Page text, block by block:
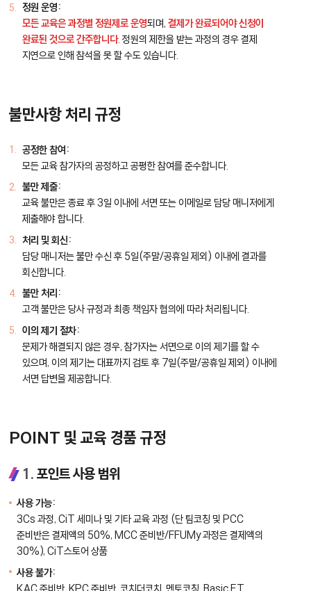
정원 운영:
모든 교육은 과정별 정원제로 운영되며, 결제가 완료되어야 신청이
완료된 것으로 간주합니다. 정원의 제한을 받는 과정의 경우 결제
지연으로 인해 참석을 못 할 수도 있습니다.
불만사항 처리 규정
공정한 참여:
모든 교육 참가자의 공정하고 공평한 참여를 준수합니다.
불만 제출:
교육 불만은 종료 후 3일 이내에 서면 또는 이메일로 담당 매니저에게
제출해야 합니다.
처리 및 회신:
담당 매니저는 불만 수신 후 5일(주말/공휴일 제외) 이내에 결과를
회신합니다.
불만 처리:
고객 불만은 당사 규정과 최종 책임자 협의에 따라 처리됩니다.
이의 제기 절차:
문제가 해결되지 않은 경우, 참가자는 서면으로 이의 제기를 할 수
있으며, 이의 제기는 대표까지 검토 후 7일(주말/공휴일 제외) 이내에
서면 답변을 제공합니다.
POINT 및 교육 경품 규정
1. 포인트 사용 범위
사용 가능:
3Cs 과정, CiT 세미나 및 기타 교육 과정 (단 팀코칭 및 PCC
준비반은 결제액의 50%, MCC 준비반/FFUMy 과정은 결제액의
30%), CiT스토어 상품
사용 불가: